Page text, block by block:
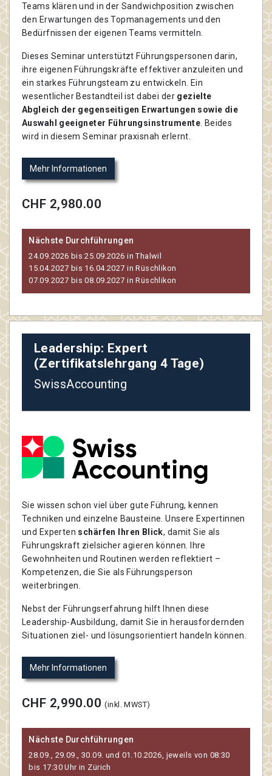
Teams klären und in der Sandwichposition zwischen
den Erwartungen des Topmanagements und den
Bedürfnissen der eigenen Teams vermitteln.
Dieses Seminar unterstützt Führungspersonen darin,
ihre eigenen Führungskräfte effektiver anzuleiten und
ein starkes Führungsteam zu entwickeln. Ein
wesentlicher Bestandteil ist dabei der gezielte
Abgleich der gegenseitigen Erwartungen sowie die
Auswahl geeigneter Führungsinstrumente. Beides
wird in diesem Seminar praxisnah erlernt.
Mehr Informationen
CHF 2,980.00
Nächste Durchführungen
24.09.2026 bis 25.09.2026 in Thalwil
15.04.2027 bis 16.04.2027 in Rüschlikon
07.09.2027 bis 08.09.2027 in Rüschlikon
Leadership: Expert
(Zertifikatslehrgang 4 Tage)
SwissAccounting
Sie wissen schon viel über gute Führung, kennen
Techniken und einzelne Bausteine. Unsere Expertinnen
und Experten schärfen Ihren Blick, damit Sie als
Führungskraft zielsicher agieren können. Ihre
Gewohnheiten und Routinen werden reflektiert –
Kompetenzen, die Sie als Führungsperson
weiterbringen.
Nebst der Führungserfahrung hilft Ihnen diese
Leadership-Ausbildung, damit Sie in herausfordernden
Situationen ziel- und lösungsorientiert handeln können.
Mehr Informationen
CHF 2,990.00(inkl. MWST)
Nächste Durchführungen
28.09., 29.09., 30.09. und 01.10.2026, jeweils von 08:30
bis 17:30 Uhr in Zürich